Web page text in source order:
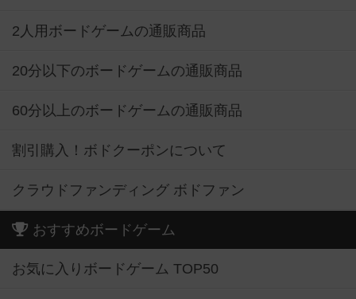
2人用ボードゲームの通販商品
20分以下のボードゲームの通販商品
60分以上のボードゲームの通販商品
割引購入！ボドクーポンについて
クラウドファンディング ボドファン
おすすめボードゲーム
お気に入りボードゲーム TOP50